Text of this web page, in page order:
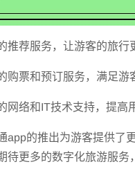
推荐服务，让游客的旅行
购票和预订服务，满足游
网络和IT技术支持，提高
app的推出为游客提供了
待更多的数字化旅游服务